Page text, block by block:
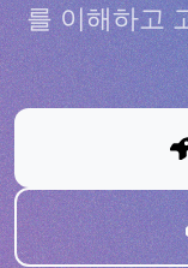
를 이해하고